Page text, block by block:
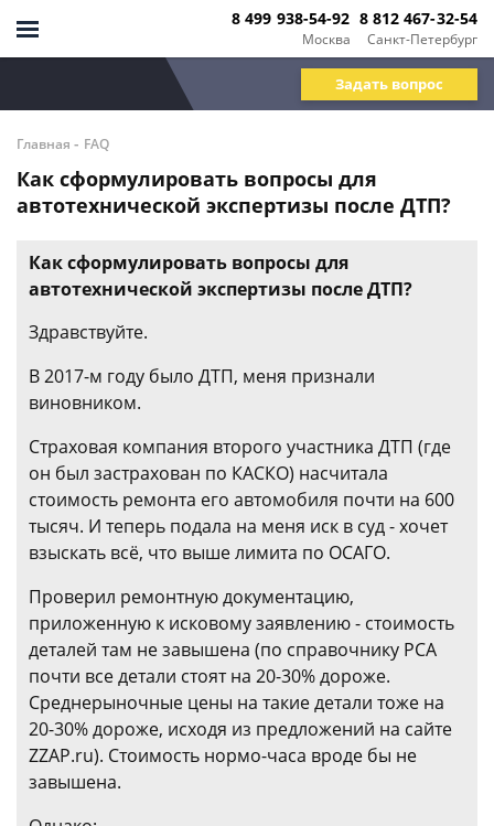
Москва
8 499 938-54-92
Санкт-Петербург
8 812 467-32-54
Задать вопрос
Главная - FAQ
Как сформулировать вопросы для
автотехнической экспертизы после ДТП?
Как сформулировать вопросы для
автотехнической экспертизы после ДТП?
Здравствуйте.
В 2017-м году было ДТП, меня признали
виновником.
Страховая компания второго участника ДТП (где
он был застрахован по КАСКО) насчитала
стоимость ремонта его автомобиля почти на 600
тысяч. И теперь подала на меня иск в суд - хочет
взыскать всё, что выше лимита по ОСАГО.
Проверил ремонтную документацию,
приложенную к исковому заявлению - стоимость
деталей там не завышена (по справочнику РСА
почти все детали стоят на 20-30% дороже.
Среднерыночные цены на такие детали тоже на
20-30% дороже, исходя из предложений на сайте
ZZAP.ru). Стоимость нормо-часа вроде бы не
завышена.